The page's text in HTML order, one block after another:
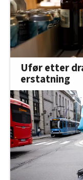
Ufør etter
erstatning